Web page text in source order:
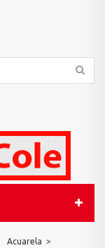
Acuarela >